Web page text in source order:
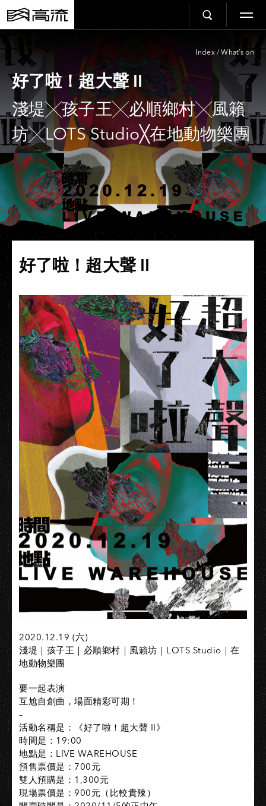
Index / What’s on
好了啦！超大聲 II
淺堤╳孩子王╳必順鄉村╳風籟
坊╳LOTS Studio╳在地動物樂團
好了啦！超大聲 II
2020.12.19 (六)
淺堤｜孩子王｜必順鄉村｜風籟坊｜LOTS Studio｜在
地動物樂團
要一起表演
互尬自創曲，場面精彩可期！
–
活動名稱是：《好了啦！超大聲 II》
時間是：19:00
地點是：LIVE WAREHOUSE
預售票價是：700元
雙人預購是：1,300元
現場票價是：900元（比較貴辣）